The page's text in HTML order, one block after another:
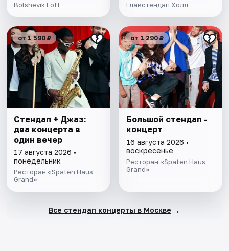
Bolshevik Loft Главстендап Холл
от 1 590 ₽
Стендап + Джаз:
два концерта в
один вечер
17 августа 2026 •
понедельник
Ресторан «Spaten Haus
Grand»
от 1 290 ₽
Большой стендап -
концерт
16 августа 2026 •
воскресенье
Ресторан «Spaten Haus
Grand»
Все стендап концерты в Москве →